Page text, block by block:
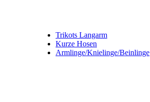
Trikots Langarm
Kurze Hosen
Armlinge/Knielinge/Beinlinge